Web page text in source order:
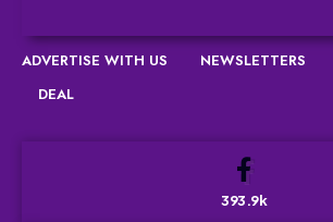
ADVERTISE WITH US NEWSLETTERS
DEAL
393.9k